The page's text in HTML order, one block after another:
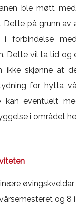
ble møtt
Dette på grunn av
i forbindelse
Dette vil ta tid og
ikke skjønne at
for hytta
eventuelt
i området
øvingskveldar
og 8 i